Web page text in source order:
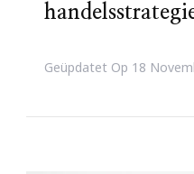
Geüpdatet Op 18